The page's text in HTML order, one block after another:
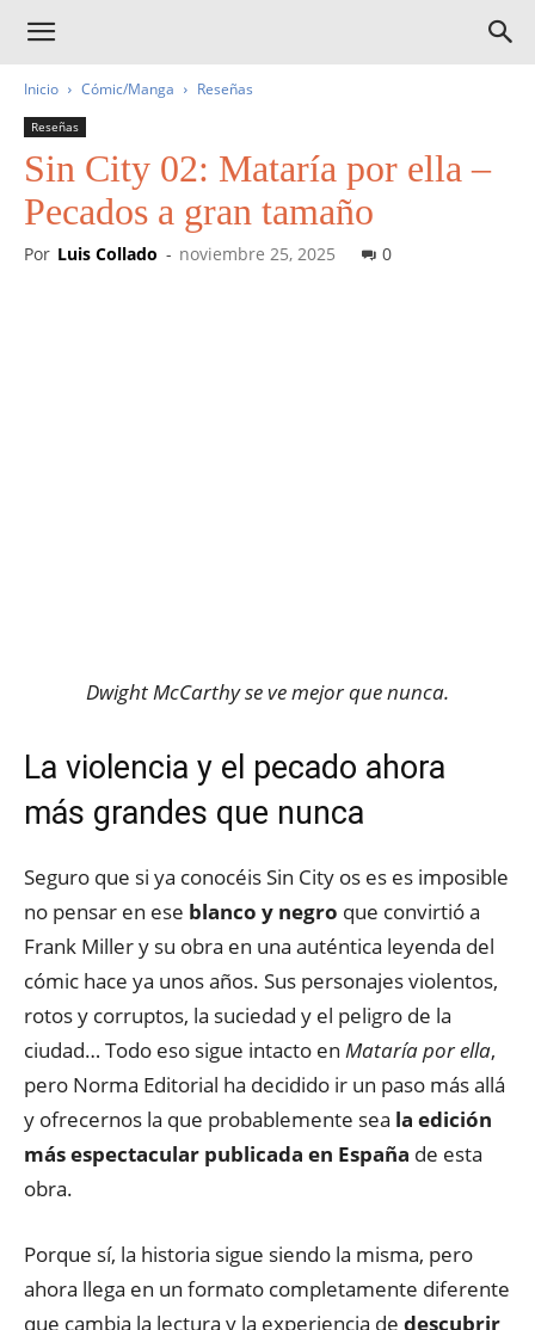
Inicio Cómic/Manga Reseñas
Reseñas
Sin City 02: Mataría por ella –
Pecados a gran tamaño
Por Luis Collado - noviembre 25, 2025 0
Dwight McCarthy se ve mejor que nunca.
La violencia y el pecado ahora
más grandes que nunca
Seguro que si ya conocéis Sin City os es es imposible
no pensar en ese blanco y negro que convirtió a
Frank Miller y su obra en una auténtica leyenda del
cómic hace ya unos años. Sus personajes violentos,
rotos y corruptos, la suciedad y el peligro de la
ciudad… Todo eso sigue intacto en Mataría por ella,
pero Norma Editorial ha decidido ir un paso más allá
y ofrecernos la que probablemente sea la edición
más espectacular publicada en España de esta
obra.
Porque sí, la historia sigue siendo la misma, pero
ahora llega en un formato completamente diferente
que cambia la lectura y la experiencia de descubrir